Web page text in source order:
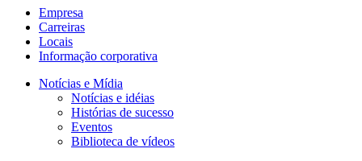
Empresa
Carreiras
Locais
Informação corporativa
Notícias e Mídia
Notícias e idéias
Histórias de sucesso
Eventos
Biblioteca de vídeos